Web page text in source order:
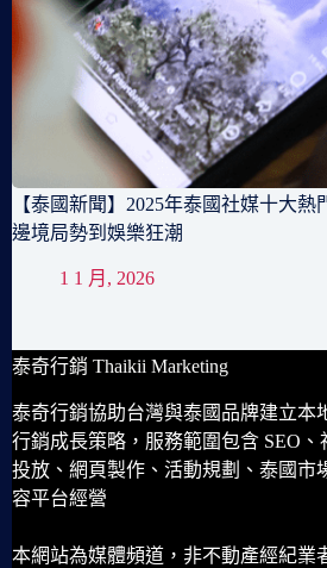
【泰國新聞】2025年泰國社媒十大熱
邊境局勢到娛樂狂潮
1 1 月, 2026
泰奇行銷 Thaikii Marketing
泰奇行銷協助台灣與泰國品牌建立本
行銷成長策略，服務範圍包含 SEO、
投放、網頁製作、活動規劃、泰國市
容平台經營
本網站為媒體頻道，非不動產經紀業